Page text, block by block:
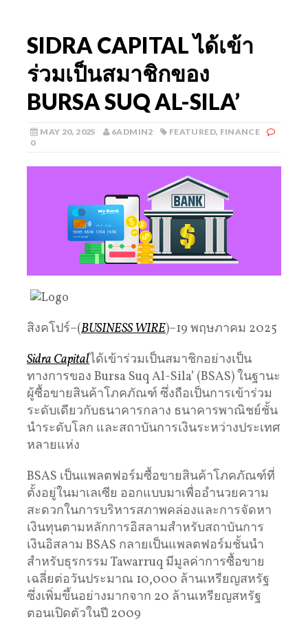
SIDRA CAPITAL ได้เข้า
ร่วมเป็นสมาชิกของ
BURSA SUQ AL-SILA’
MAY 20, 2025 6ADMIN2 FEATURED, FINANCE
0
สิงคโปร์–(BUSINESS WIRE)–19 พฤษภาคม 2025
Sidra Capitalได้เข้าร่วมเป็นสมาชิกอย่างเป็น
ทางการของ Bursa Suq Al-Sila’ (BSAS) ในฐานะ
ผู้ซื้อขายสินค้าโภคภัณฑ์ ซึ่งถือเป็นการเข้าร่วม
ระดับเดียวกับธนาคารกลาง ธนาคารพาณิชย์ชั้น
นำระดับโลก และสถาบันการเงินระหว่างประเทศ
หลายแห่ง
BSAS เป็นแพลตฟอร์มซื้อขายสินค้าโภคภัณฑ์ที่
ตั้งอยู่ในมาเลเซีย ออกแบบมาเพื่ออำนวยความ
สะดวกในการบริหารสภาพคล่องและการจัดหา
เงินทุนตามหลักการอิสลามสำหรับสถาบันการ
เงินอิสลาม BSAS กลายเป็นแพลตฟอร์มชั้นนำ
สำหรับธุรกรรม Tawarruq มีมูลค่าการซื้อขาย
เฉลี่ยต่อวันประมาณ 10,000 ล้านเหรียญสหรัฐ
ซึ่งเพิ่มขึ้นอย่างมากจาก 20 ล้านเหรียญสหรัฐ
ตอนเปิดตัวในปี 2009